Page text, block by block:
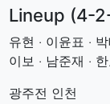
Lineup (4-
유현 · 이윤표 ·
이보 · 남준재 ·
광주전 인천